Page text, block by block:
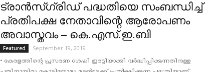
ട്രാന്‍സ്ഗ്രിഡ് പദ്ധതിയെ സംബന്ധിച്ച്
പ്രതിപക്ഷ നേതാവിന്റെ ആരോപണം
അവാസ്തവം – കെ.എസ്.ഇ.ബി
Featured September 19, 2019
• കേരളത്തിന്റെ പ്രസരണ ശേഷി ഇരട്ടിയാക്കി വര്‍ദ്ധിപ്പിക്കുന്നതിനുള്ള